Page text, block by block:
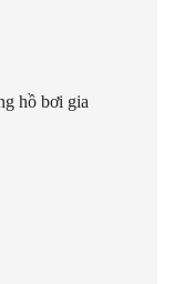
hồ bơi gia